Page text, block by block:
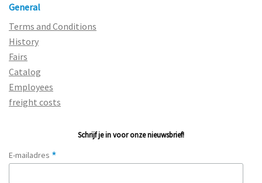
General
Terms and Conditions
History
Fairs
Catalog
Employees
freight costs
Schrijf je in voor onze nieuwsbrief!
E-mailadres *